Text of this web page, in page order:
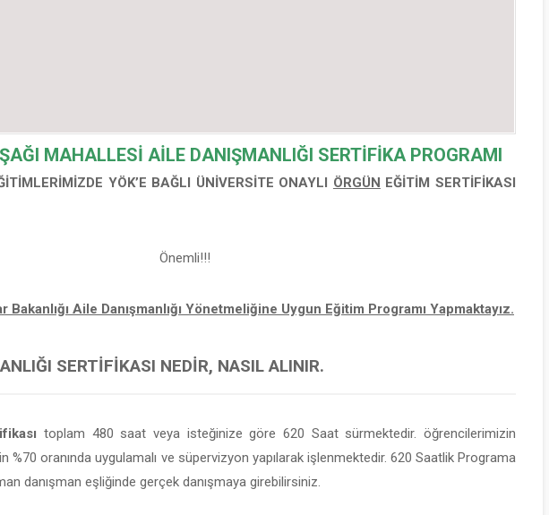
MAHALLESİ AİLE DANIŞMANLIĞI SERTİFİKA PROGRAMI
YÖK’E BAĞLI ÜNİVERSİTE ONAYLI ÖRGÜN EĞİTİM SERTİFİKASI
Önemli!!!
Aile Danışmanlığı Yönetmeliğine Uygun Eğitim Programı Yapmaktayız.
SERTIFIKASI NEDIR, NASIL ALINIR.
toplam 480 saat veya isteğinize göre 620 Saat sürmektedir. öğrencilerimizin
%70 oranında uygulamalı ve süpervizyon yapılarak işlenmektedir. 620 Saatlik Programa
danışman eşliğinde gerçek danışmaya girebilirsiniz.